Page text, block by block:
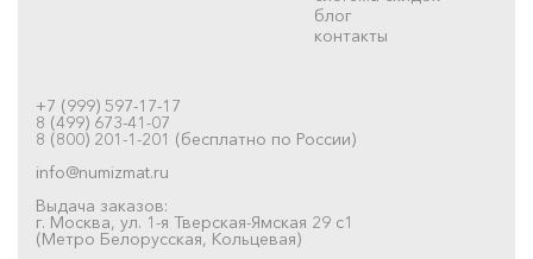
блог
контакты
+7 (999) 597-17-17
8 (499) 673-41-07
8 (800) 201-1-201 (бесплатно по России)
info@numizmat.ru
Выдача заказов:
г. Москва, ул. 1-я Тверская-Ямская 29 с1
(Метро Белорусская, Кольцевая)